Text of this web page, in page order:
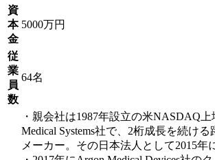
資
本
金
5000万円
従
業
員
数
64名
・親会社は1987年設立の米NASDAQ
Medical Systems社で、2桁成長を続け
メーカー。その日本法人として2015年